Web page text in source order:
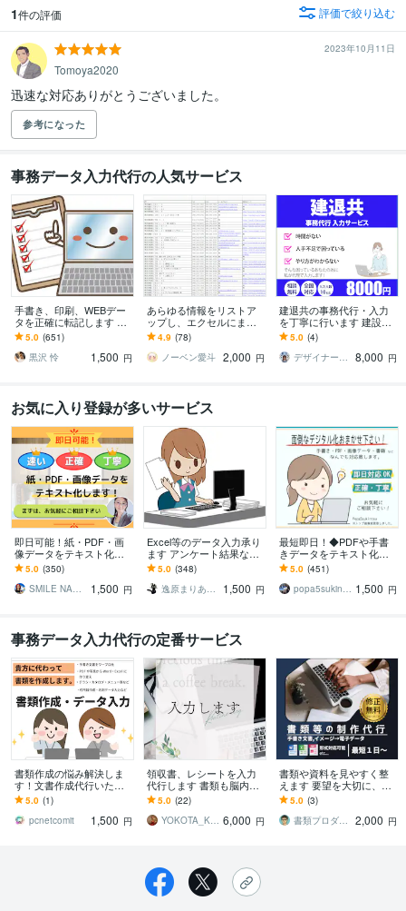
1件の評価 評価で絞り込む
2023年10月11日
Tomoya2020
迅速な対応ありがとうございました。
参考になった
事務データ入力代行の人気サービス
手書き、印刷、WEBデー
タを正確に転記します 返
信・見積り早め◎土日祝
や夜も対応可
5.0 (651)
黒沢 怜
1,500 円
あらゆる情報をリストア
ップし、エクセルにまと
めます データ1件あたり4
円～！迅速かつ丁寧に対
応します！！
4.9 (78)
ノーベン愛斗 2,000 円
建退共の事務代行・入力
を丁寧に行います 建設業/
公共/工事/契約者番号/元
受/下請/役所/就労/実績
5.0 (4)
デザイナー COCO
8,000 円
お気に入り登録が多いサービス
即日可能！紙・PDF・画
像データをテキスト化し
ます パソコン入力が苦
手、作りたいけど時間が
ない、すぐ欲しい方へ
5.0 (350)
SMILE NAO（なお）
1,500 円
Excel等のデータ入力承り
ます アンケート結果な
ど、細かいデータをまと
めたいときに！
5.0 (348)
逸原まりあ／Maria－no－te
1,500 円
最短即日！◆PDFや手書
きデータをテキスト化し
ます 時間が無くてテキス
ト化したいのに出来ない
という方におすすめ！
5.0 (451)
popa5sukintsu 1,500 円
事務データ入力代行の定番サービス
書類作成の悩み解決しま
す！文書作成代行いたし
ます パソコン教室があな
たに代わって書類を作成
します
5.0 (1)
pcnetcomit
1,500 円
領収書、レシートを入力
代行します 書類も脳内も
スッキリして、本来の使
命に集中できる
5.0 (22)
YOKOTA_Katsuko 6,000 円
書類や資料を見やすく整
えます 要望を大切に、整
った書類デザインで印象
を高めます。
5.0 (3)
書類プロダクション
2,000 円